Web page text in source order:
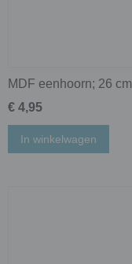
MDF eenhoorn; 26 cm
€ 4,95
In winkelwagen